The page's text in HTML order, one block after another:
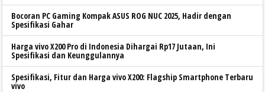
Bocoran PC Gaming Kompak ASUS ROG NUC 2025, Hadir dengan
Spesifikasi Gahar
Harga vivo X200 Pro di Indonesia Dihargai Rp17 Jutaan, Ini
Spesifikasi dan Keunggulannya
Spesifikasi, Fitur dan Harga vivo X200: Flagship Smartphone Terbaru
vivo